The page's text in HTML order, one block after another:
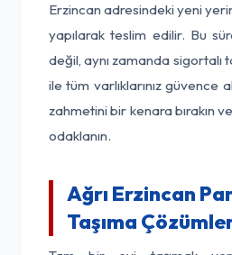
Erzincan adresindeki yeni
yapılarak teslim edilir. Bu
değil, aynı zamanda sigortalı
ile tüm varlıklarınız güvence
zahmetini bir kenara bırakın
odaklanın.
Ağrı Erzincan
Taşıma